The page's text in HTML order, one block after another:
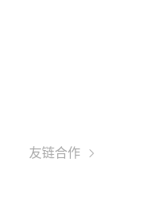
友链合作 